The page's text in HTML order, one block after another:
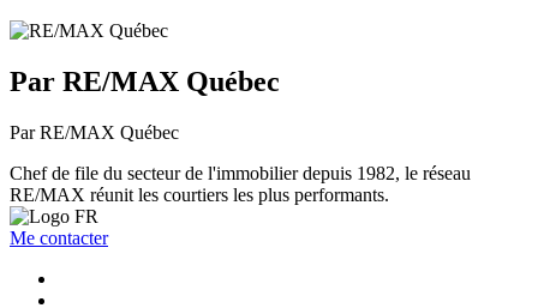
Par RE/MAX Québec
Par RE/MAX Québec
Chef de file du secteur de l'immobilier depuis 1982, le réseau
RE/MAX réunit les courtiers les plus performants.
Me contacter